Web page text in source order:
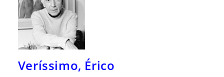
Veríssimo, Érico